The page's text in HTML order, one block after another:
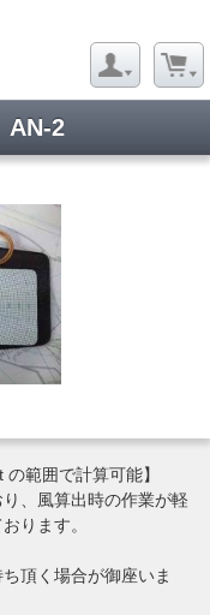
AN-2
範囲で計算可能】
、風算出時の作業が軽
ります。
頂く場合が御座いま